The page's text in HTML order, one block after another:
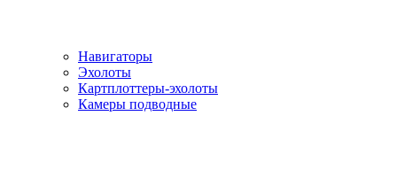
Навигаторы
Эхолоты
Картплоттеры-эхолоты
Камеры подводные